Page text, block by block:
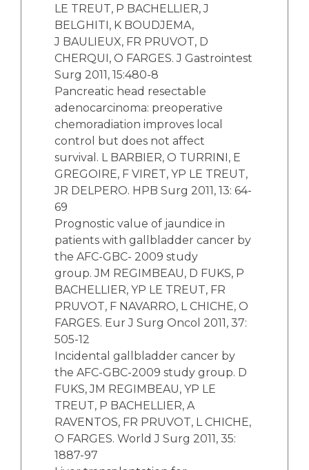
LE TREUT, P BACHELLIER, J
BELGHITI, K BOUDJEMA,
J BAULIEUX, FR PRUVOT, D
CHERQUI, O FARGES. J Gastrointest
Surg 2011, 15:480-8
Pancreatic head resectable
adenocarcinoma: preoperative
chemoradiation improves local
control but does not affect
survival. L BARBIER, O TURRINI, E
GREGOIRE, F VIRET, YP LE TREUT,
JR DELPERO. HPB Surg 2011, 13: 64-
69
Prognostic value of jaundice in
patients with gallbladder cancer by
the AFC-GBC- 2009 study
group. JM REGIMBEAU, D FUKS, P
BACHELLIER, YP LE TREUT, FR
PRUVOT, F NAVARRO, L CHICHE, O
FARGES. Eur J Surg Oncol 2011, 37:
505-12
Incidental gallbladder cancer by
the AFC-GBC-2009 study group. D
FUKS, JM REGIMBEAU, YP LE
TREUT, P BACHELLIER, A
RAVENTOS, FR PRUVOT, L CHICHE,
O FARGES. World J Surg 2011, 35:
1887-97